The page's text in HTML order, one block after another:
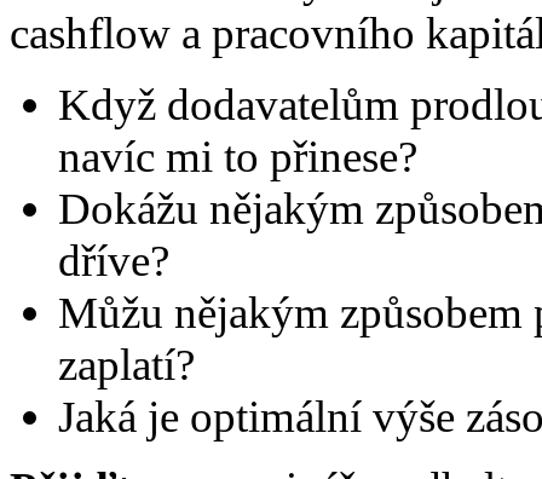
cashflow a pracovního
Když dodavatelům
navíc mi to přinese?
Dokážu nějakým
dříve?
Můžu nějakým
zaplatí?
Jaká je optimální výše